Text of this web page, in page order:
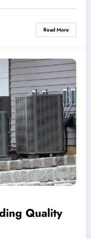
Read More
Quality